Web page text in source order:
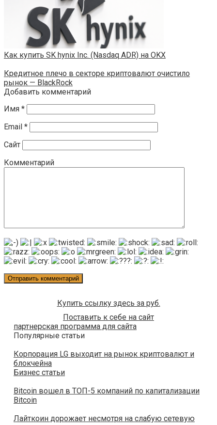
Как купить SK hynix Inc. (Nasdaq ADR) на OKX
Кредитное плечо в секторе криптовалют очистило
рынок — BlackRock
Добавить комментарий
Имя *
Email *
Сайт
Комментарий
Купить ссылку здесь за руб.
Поставить к себе на сайт
партнерская программа для сайта
Популярные статьи
Корпорация LG выходит на рынок криптовалют и
блокчейна
Бизнес статьи
Bitcoin вошел в ТОП-5 компаний по капитализации
Bitcoin
Лайткоин дорожает несмотря на слабую сетевую